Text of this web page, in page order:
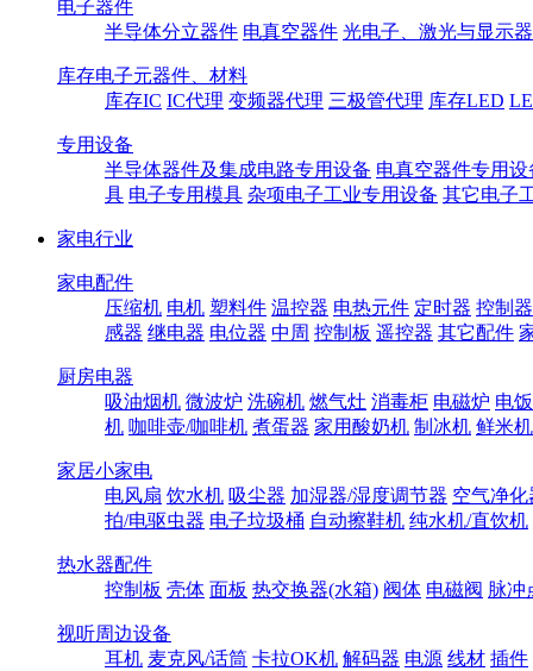
电子器件
半导体分立器件 电真空器件 光电子、激光与显示
库存电子元器件、材料
库存IC IC代理 变频器代理 三极管代理 库存LED
专用设备
半导体器件及集成电路专用设备 电真空器件专用设
具 电子专用模具 杂项电子工业专用设备 其它电子
家电行业
家电配件
压缩机 电机 塑料件 温控器 电热元件 定时器 控制器
感器 继电器 电位器 中周 控制板 遥控器 其它配件
厨房电器
吸油烟机 微波炉 洗碗机 燃气灶 消毒柜 电磁炉 电
机 咖啡壶/咖啡机 煮蛋器 家用酸奶机 制冰机 鲜米机
家居小家电
电风扇 饮水机 吸尘器 加湿器/湿度调节器 空气净
拍/电驱虫器 电子垃圾桶 自动擦鞋机 纯水机/直饮机
热水器配件
控制板 壳体 面板 热交换器(水箱) 阀体 电磁阀 脉冲
视听周边设备
耳机 麦克风/话筒 卡拉OK机 解码器 电源 线材 插件